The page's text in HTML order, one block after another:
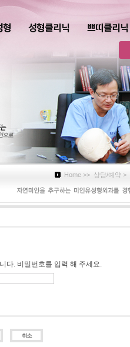
형 성형클리닉 쁘띠클리닉
Home >> 상담/예약 >
다. 비밀번호를 입력 해 주세요.